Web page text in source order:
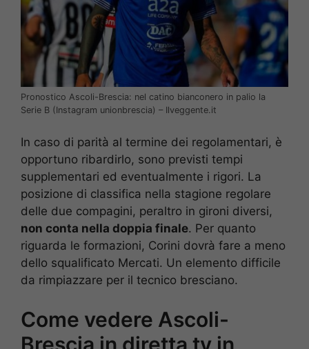
Pronostico Ascoli-Brescia: nel catino bianconero in palio la
Serie B (Instagram unionbrescia) – Ilveggente.it
In caso di parità al termine dei regolamentari, è
opportuno ribardirlo, sono previsti tempi
supplementari ed eventualmente i rigori. La
posizione di classifica nella stagione regolare
delle due compagini, peraltro in gironi diversi,
non conta nella doppia finale. Per quanto
riguarda le formazioni, Corini dovrà fare a meno
dello squalificato Mercati. Un elemento difficile
da rimpiazzare per il tecnico bresciano.
Come vedere Ascoli-